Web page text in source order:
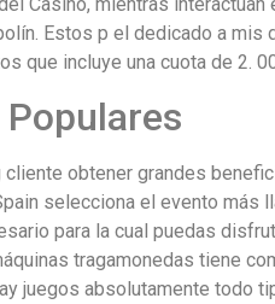
Estos p el dedicado a
que incluye una cuota de 2.
obtener grandes
selecciona el evento más
para la cual puedas
tragamonedas tiene
juegos absolutamente todo